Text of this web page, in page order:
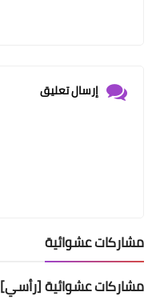
إرسال تعليق
مشاركات عشوائية
مشاركات عشوائية [رأسي]